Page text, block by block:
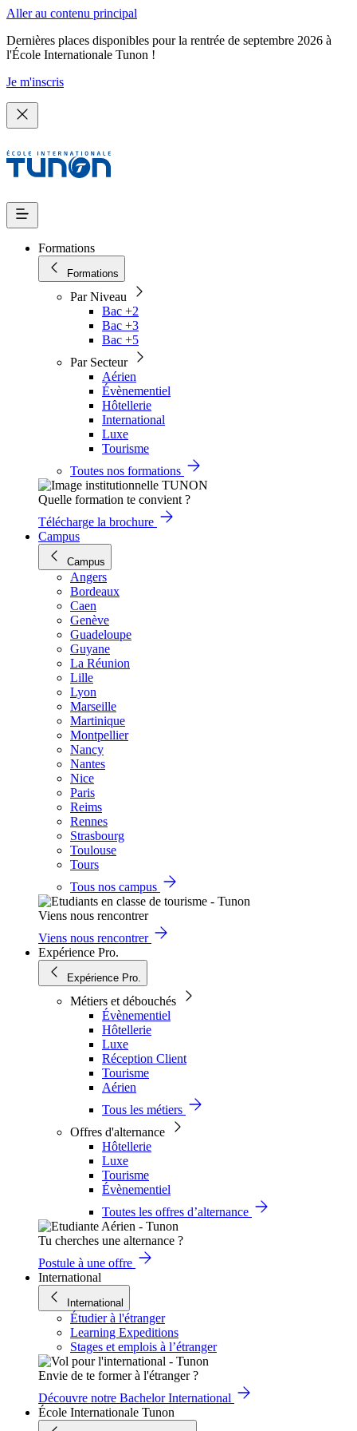
Aller au contenu principal
Dernières places disponibles pour la rentrée de septembre 2026 à
l'École Internationale Tunon !
Je m'inscris
Formations
Formations
Par Niveau
Bac +2
Bac +3
Bac +5
Par Secteur
Aérien
Évènementiel
Hôtellerie
International
Luxe
Tourisme
Toutes nos formations
Quelle formation te convient ?
Télécharge la brochure
Campus
Campus
Angers
Bordeaux
Caen
Genève
Guadeloupe
Guyane
La Réunion
Lille
Lyon
Marseille
Martinique
Montpellier
Nancy
Nantes
Nice
Paris
Reims
Rennes
Strasbourg
Toulouse
Tours
Tous nos campus
Viens nous rencontrer
Viens nous rencontrer
Expérience Pro.
Expérience Pro.
Métiers et débouchés
Évènementiel
Hôtellerie
Luxe
Réception Client
Tourisme
Aérien
Tous les métiers
Offres d'alternance
Hôtellerie
Luxe
Tourisme
Évènementiel
Toutes les offres d’alternance
Tu cherches une alternance ?
Postule à une offre
International
International
Étudier à l'étranger
Learning Expeditions
Stages et emplois à l’étranger
Envie de te former à l'étranger ?
Découvre notre Bachelor International
École Internationale Tunon